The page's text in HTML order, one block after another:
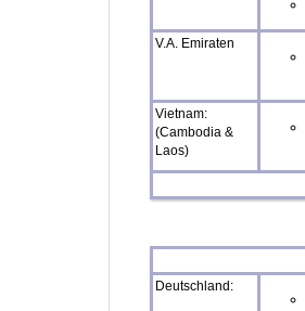
V.A. Emiraten
Vietnam:
(Cambodia &
Laos)
Deutschland: